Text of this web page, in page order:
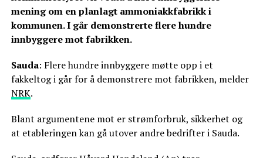
mening om en planlagt ammoniakkfabrikk i
kommunen. I går demonstrerte flere hundre
innbyggere mot fabrikken.
Sauda: Flere hundre innbyggere møtte opp i et
fakkeltog i går for å demonstrere mot fabrikken, melder
NRK.
Blant argumentene mot er strømforbruk, sikkerhet og
at etableringen kan gå utover andre bedrifter i Sauda.